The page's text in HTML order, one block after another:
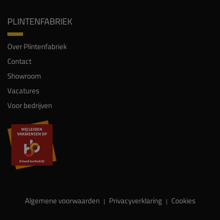
PLINTENFABRIEK
Over Plintenfabriek
Contact
Showroom
Vacatures
Voor bedrijven
Algemene voorwaarden | Privacyverklaring | Cookies